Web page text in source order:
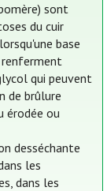
sont
du cuir
base
renferment
qui peuvent
de brûlure
érodée ou
desséchante
les
dans les